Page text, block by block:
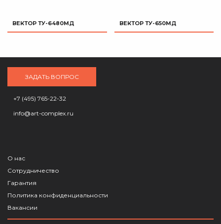
ВЕКТОР ТУ-6480МД ВЕКТОР ТУ-650МД
ЗАДАТЬ ВОПРОС
+7 (495) 765-22-32
info@art-complex.ru
О нас
Сотрудничество
Гарантия
Политика конфиденциальности
Вакансии